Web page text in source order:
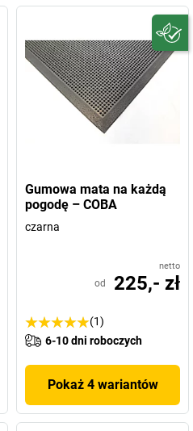
Gumowa mata na każdą
pogodę – COBA
czarna
netto
od 225,- zł
(1)
6-10 dni roboczych
Pokaż 4 wariantów